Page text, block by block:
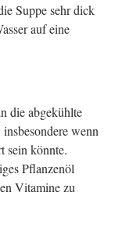
Suppe sehr dick
auf eine
die abgekühlte
wenn
sein könnte.
Pflanzenöl
Vitamine zu